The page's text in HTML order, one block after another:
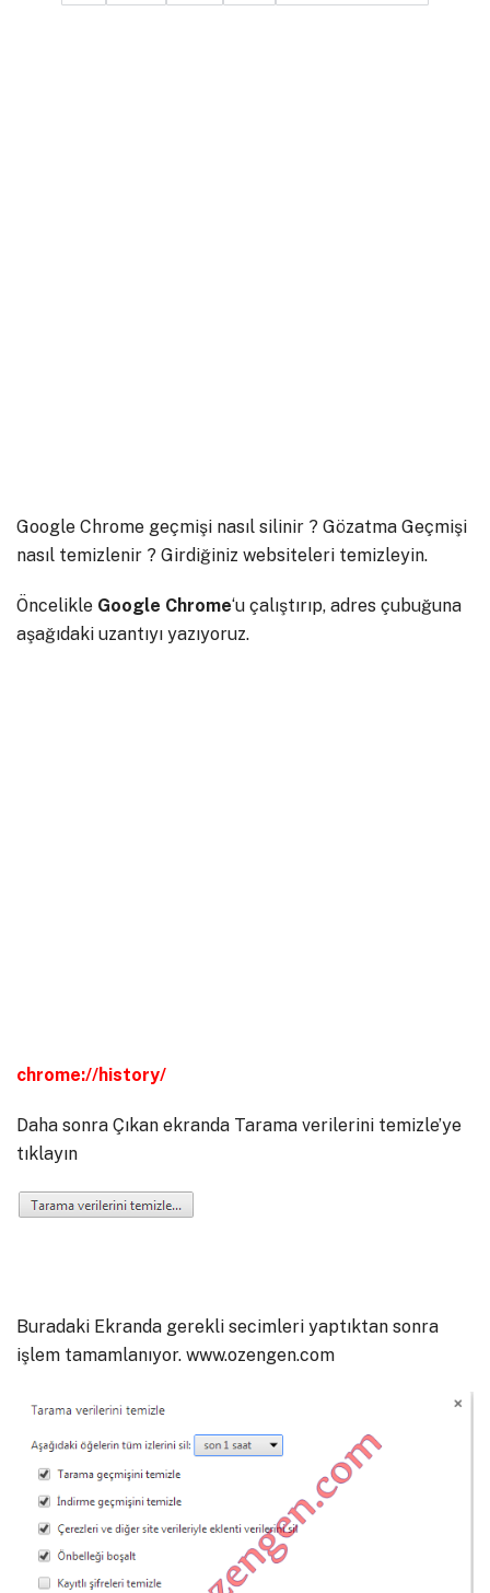
Google Chrome geçmişi nasıl silinir ? Gözatma Geçmişi
nasıl temizlenir ? Girdiğiniz websiteleri temizleyin.
Öncelikle Google Chrome‘u çalıştırıp, adres çubuğuna
aşağıdaki uzantıyı yazıyoruz.
chrome://history/
Daha sonra Çıkan ekranda Tarama verilerini temizle’ye
tıklayın
Buradaki Ekranda gerekli secimleri yaptıktan sonra
işlem tamamlanıyor. www.ozengen.com